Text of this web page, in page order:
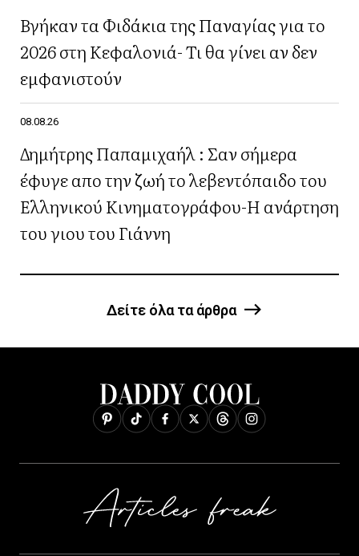
Βγήκαν τα Φιδάκια της Παναγίας για το
2026 στη Κεφαλονιά- Τι θα γίνει αν δεν
εμφανιστούν
08.08.26
Δημήτρης Παπαμιχαήλ : Σαν σήμερα
έφυγε απο την ζωή το λεβεντόπαιδο του
Ελληνικού Κινηματογράφου-Η ανάρτηση
του γιου του Γιάννη
Δείτε όλα τα άρθρα